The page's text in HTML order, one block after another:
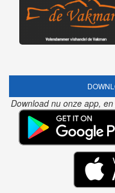
Download nu onze app,